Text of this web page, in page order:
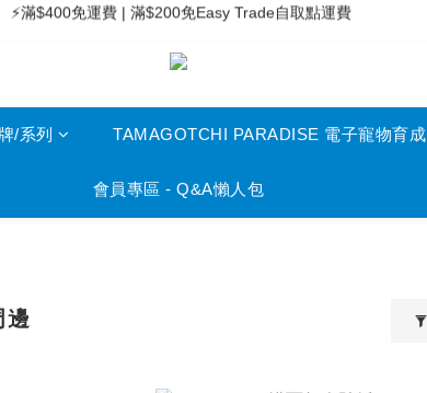
⚡滿$400免運費 | 滿$200免Easy Trade自取點運費
⚡滿$400免運費 | 滿$200免Easy Trade自取點運費
/系列 TAMAGOTCHI PARADISE 電子寵物育成
會員專區 - Q&A懶人包
邊